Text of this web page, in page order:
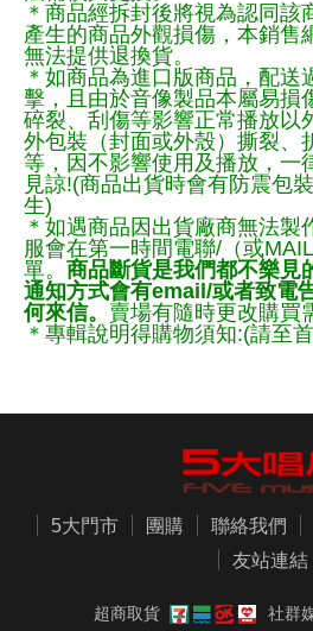
＊商品經拆封後將視為認同該
產生的商品外觀損傷，本銷售
無法提供退換貨。
＊如商品為進口版商品，配送
擊，且由於音像製品本屬易損
碎裂、刮傷等影響正常播放以
外包裝（封面或外殼）撕裂、
等，因不影響使用及播放，一
見諒!(商品出貨時會有防震包
生)
＊如遇商品因出貨廠商無法製
服會在第一時間電聯/（或
單。 商品斷貨是我們都不樂見
通知方式會有email/或者致電
何來信。 賣場有隨時更改購買
＊專輯說明得購物須知:(請至
5大門市 團購 聯絡我們
友站連結
超商取貨 社群